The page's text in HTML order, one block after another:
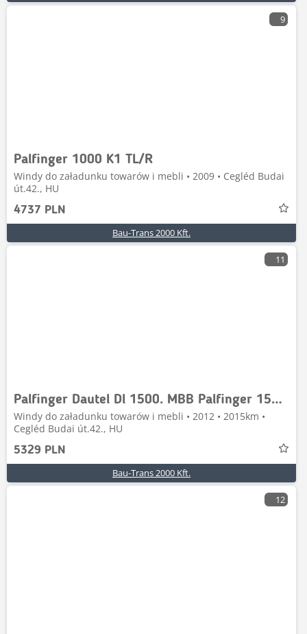
9
Palfinger 1000 K1 TL/R
Windy do załadunku towarów i mebli • 2009 • Cegléd Budai
út.42., HU
4737 PLN
Bau-Trans 2000 Kft.
11
Palfinger Dautel Dl 1500. MBB Palfinger 1500 KL
Windy do załadunku towarów i mebli • 2012 • 2015km •
Cegléd Budai út.42., HU
5329 PLN
Bau-Trans 2000 Kft.
12